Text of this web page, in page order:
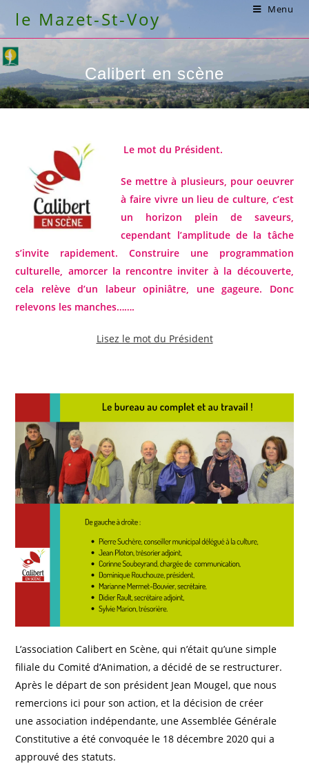
to
content
le Mazet-St-Voy Menu
Calibert en scène
Le mot du Président.
Se mettre à plusieurs, pour oeuvrer
à faire vivre un lieu de culture, c’est
un horizon plein de saveurs,
cependant l’amplitude de la tâche
s’invite rapidement. Construire une programmation
culturelle, amorcer la rencontreinviter à la découverte,
cela relève d’un labeuropiniâtre, une gageure. Donc
relevons les manches…….
Lisez le mot du Président
L’association Calibert en Scène, qui n’était qu’une simple
filiale du Comité d’Animation, a décidé de se restructurer.
Après le départ de son président Jean Mougel, que nous
remercions ici pour son action, et la décision de créer
une association indépendante, une Assemblée Générale
Constitutive a été convoquée le 18 décembre 2020 qui a
approuvé des statuts.